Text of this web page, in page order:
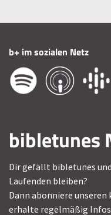
b+ im sozialen Netz
bibletunes
Dir gefällt bibletunes
Laufenden bleiben?
Dann abonniere
erhalte regelmäßig Infos